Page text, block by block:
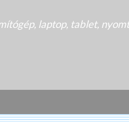
laptop, tablet,